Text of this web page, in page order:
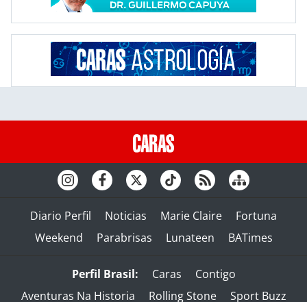
Diario Perfil Noticias Marie Claire
Fortuna
Weekend
Parabrisas Lunateen BATimes
Perfil Brasil: Caras
Contigo
Aventuras Na Historia
Rolling Stone Sport Buzz